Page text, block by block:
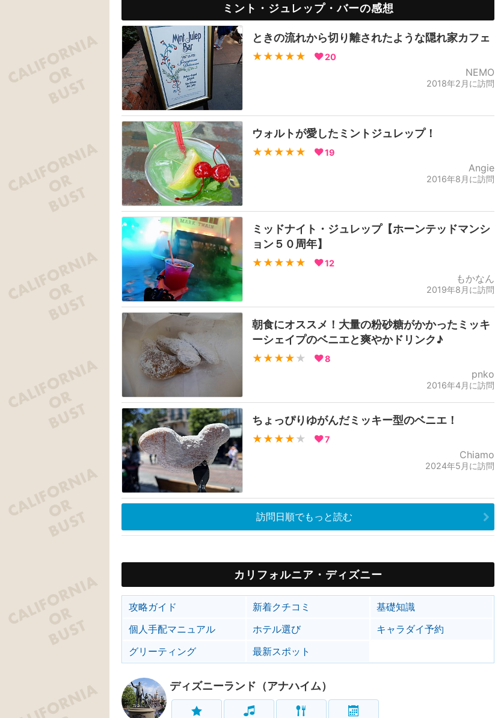
ミント・ジュレップ・バーの感想
ときの流れから切り離されたような隠れ家カフェ
★★★★★ 20
NEMO
2018年2月に訪問
ウォルトが愛したミントジュレップ！
★★★★★ 19
Angie
2016年8月に訪問
ミッドナイト・ジュレップ【ホーンテッドマンシ
ョン５０周年】
★★★★★ 12
もかなん
2019年8月に訪問
朝食にオススメ！大量の粉砂糖がかかったミッキ
ーシェイプのベニエと爽やかドリンク♪
★★★★ ★ 8
pnko
2016年4月に訪問
ちょっぴりゆがんだミッキー型のベニエ！
★★★★ ★ 7
Chiamo
2024年5月に訪問
訪問日順でもっと読む
カリフォルニア・ディズニー
攻略ガイド 新着クチコミ
基礎知識
個人手配マニュアル
ホテル選び
キャラダイ予約
グリーティング
最新スポット
ディズニーランド（アナハイム）